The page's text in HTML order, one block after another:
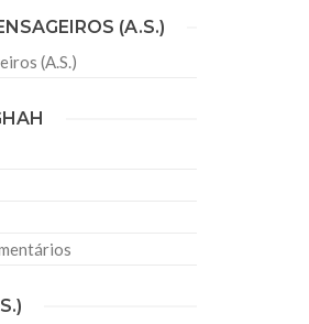
das
do Irã
recebeu em sua
da República Islâmica
(A.S.)
(A.S.)